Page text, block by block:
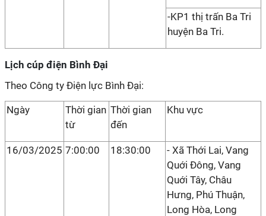
-KP1 thị trấn Ba Tri
huyện Ba Tri.
Lịch cúp điện Bình Đại
Theo Công ty Điện lực Bình Đại:
Ngày
Thời gian
từ
Thời gian
đến
Khu vực
16/03/2025 7:00:00 18:30:00
- Xã Thới Lai, Vang
Quới Đông, Vang
Quới Tây, Châu
Hưng, Phú Thuận,
Long Hòa, Long